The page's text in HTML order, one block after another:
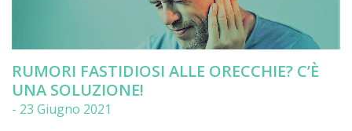
RUMORI FASTIDIOSI ALLE ORECCHIE? C’È
UNA SOLUZIONE!
- 23 Giugno 2021